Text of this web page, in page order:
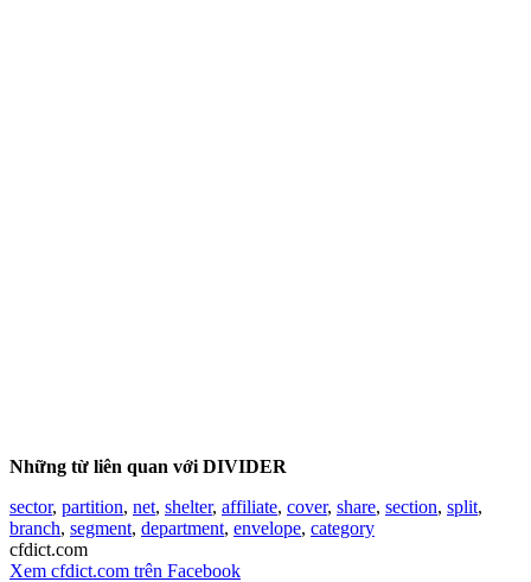
Những từ liên quan với DIVIDER
sector, partition, net, shelter, affiliate, cover, share, section, split,
branch, segment, department, envelope, category
cfdict.com
Xem cfdict.com trên Facebook